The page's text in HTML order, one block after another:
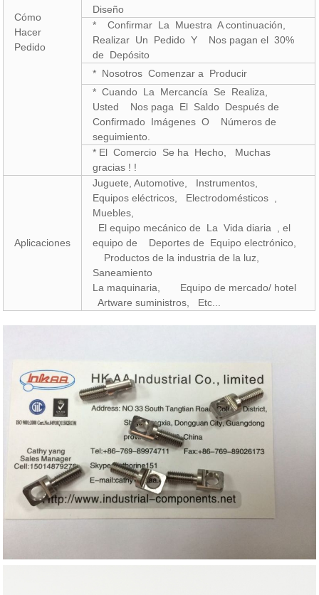
Cómo
Hacer
Pedido
Diseño
* Confirmar La Muestra A continuación,
Realizar Un Pedido Y Nos pagan el 30%
de Depósito
* Nosotros Comenzar a Producir
* Cuando La Mercancía Se Realiza,
Usted Nos paga El Saldo Después de
Confirmado Imágenes O Números de
seguimiento.
* El Comercio Se ha Hecho, Muchas
gracias ! !
Aplicaciones
Juguete, Automotive, Instrumentos,
Equipos eléctricos, Electrodomésticos ,
Muebles,
El equipo mecánico de La Vida diaria , el
equipo de Deportes de Equipo electrónico,
Productos de la industria de la luz,
Saneamiento
La maquinaria, Equipo de mercado/ hotel
Artware suministros, Etc...